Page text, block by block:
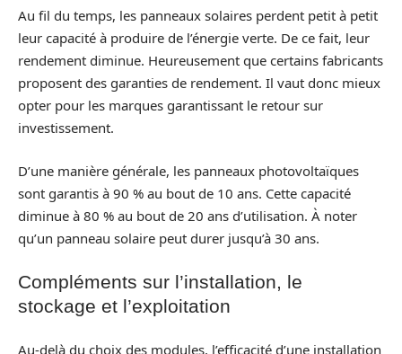
Au fil du temps, les panneaux solaires perdent petit à petit
leur capacité à produire de l’énergie verte. De ce fait, leur
rendement diminue. Heureusement que certains fabricants
proposent des garanties de rendement. Il vaut donc mieux
opter pour les marques garantissant le retour sur
investissement.
D’une manière générale, les panneaux photovoltaïques
sont garantis à 90 % au bout de 10 ans. Cette capacité
diminue à 80 % au bout de 20 ans d’utilisation. À noter
qu’un panneau solaire peut durer jusqu’à 30 ans.
Compléments sur l’installation, le
stockage et l’exploitation
Au-delà du choix des modules, l’efficacité d’une installation